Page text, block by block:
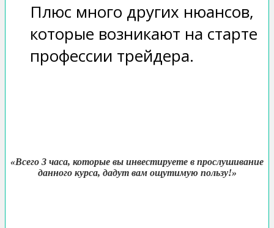
Плюс много других нюансов,
которые возникают на старте
профессии трейдера.
«Всего 3 часа, которые вы инвестируете в прослушивание
данного курса, дадут вам ощутимую пользу!»